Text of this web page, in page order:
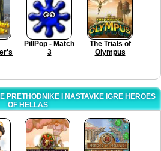
PillPop - Match
3
The Trials of
Olympus
PRETHODNIKE I NASTAVKE IGRE HEROES
OF HELLAS